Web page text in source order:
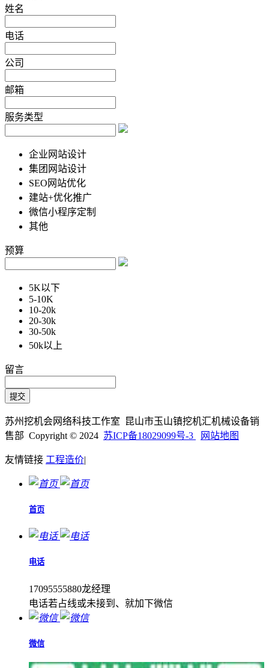
姓名
电话
公司
邮箱
服务类型
企业网站设计
集团网站设计
SEO网站优化
建站+优化推广
微信小程序定制
其他
预算
5K以下
5-10K
10-20k
20-30k
30-50k
50k以上
留言
苏州挖机会网络科技工作室 昆山市玉山镇挖机汇机械设备销
售部 Copyright © 2024 苏ICP备18029099号-3 网站地图
友情链接 工程造价|
首页
电话
17095555880龙经理
电话若占线或未接到、就加下微信
微信